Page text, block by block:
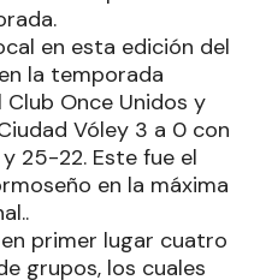
en esta edición del
la temporada
Once Unidos y
Vóley 3 a 0 con
25-22. Este fue el
en la máxima
primer lugar cuatro
grupos, los cuales